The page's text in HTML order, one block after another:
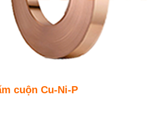
cuộn Cu-Ni-P